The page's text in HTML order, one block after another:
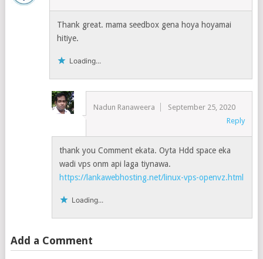
Thank great. mama seedbox gena hoya hoyamai
hitiye.
Loading...
Nadun Ranaweera
September 25, 2020
Reply
thank you Comment ekata. Oyta Hdd space eka
wadi vps onm api laga tiynawa.
https://lankawebhosting.net/linux-vps-openvz.html
Loading...
Add a Comment